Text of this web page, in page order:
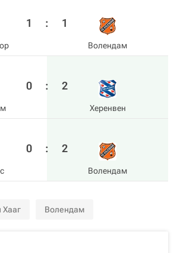
1 : 1
Волендам
0 : 2
Херенвен
0 : 2
Волендам
Хааг Волендам